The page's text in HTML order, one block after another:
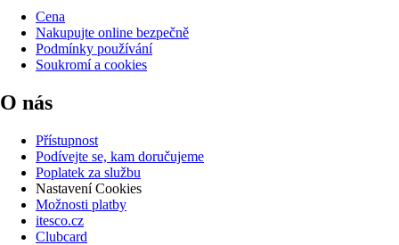
Cena
Nakupujte online bezpečně
Podmínky používání
Soukromí a cookies
O nás
Přístupnost
Podívejte se, kam doručujeme
Poplatek za službu
Nastavení Cookies
Možnosti platby
itesco.cz
Clubcard